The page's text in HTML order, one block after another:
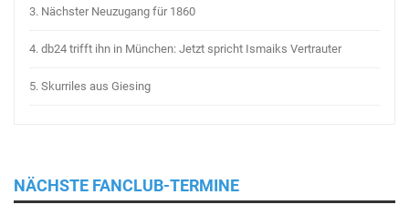
3. Nächster Neuzugang für 1860
4. db24 trifft ihn in München: Jetzt spricht Ismaiks Vertrauter
5. Skurriles aus Giesing
NÄCHSTE FANCLUB-TERMINE